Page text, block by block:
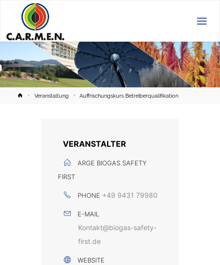
HomeVeranstaltung Auffrischungskurs Betreiberqualifikation
VERANSTALTER
ARGE BIOGAS SAFETY
FIRST
PHONE +49 9431 79980
E-MAIL
Kontakt@biogas-safety-
first.de
WEBSITE